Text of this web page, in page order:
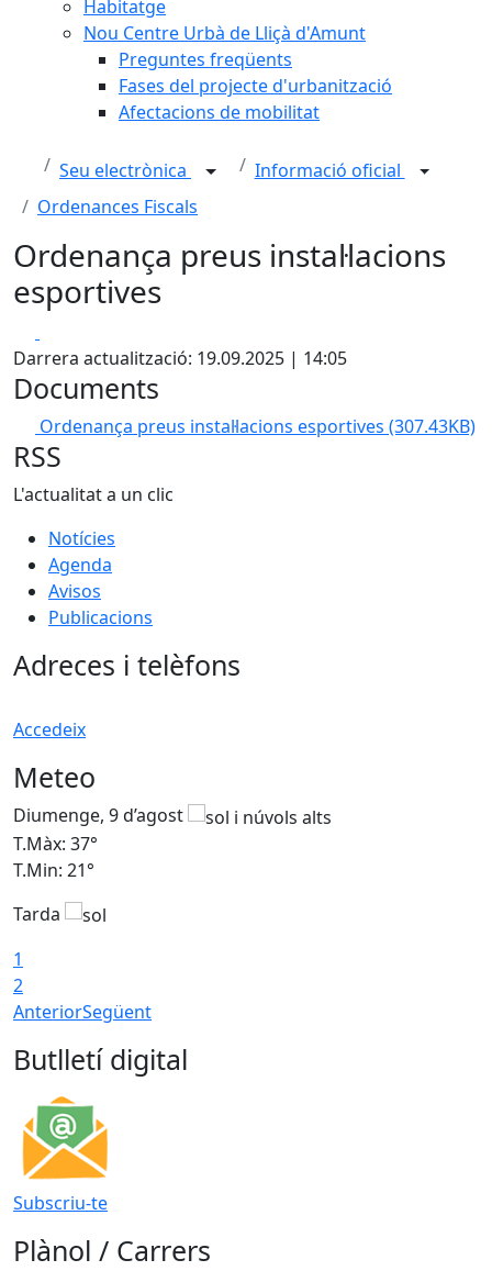
Habitatge
Nou Centre Urbà de Lliçà d'Amunt
Preguntes freqüents
Fases del projecte d'urbanització
Afectacions de mobilitat
Seu electrònica
Informació oficial
Ordenances Fiscals
Ordenança preus instal·lacions
esportives
Darrera actualització: 19.09.2025 | 14:05
Documents
Ordenança preus instal·lacions esportives (307.43KB)
RSS
L'actualitat a un clic
Notícies
Agenda
Avisos
Publicacions
Adreces i telèfons
Accedeix
Meteo
Diumenge, 9 d’agost
T.Màx: 37°
T.Min: 21°
Tarda
1
2
AnteriorSegüent
Butlletí digital
Subscriu-te
Plànol / Carrers